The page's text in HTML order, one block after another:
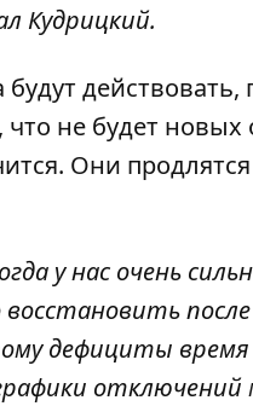
Кудрицкий.
действовать,
не будет
Они
у нас очень
дефициты